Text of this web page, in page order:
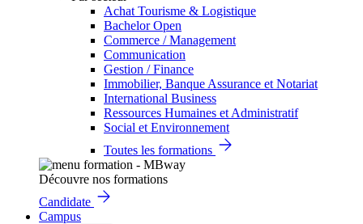
Achat Tourisme & Logistique
Bachelor Open
Commerce / Management
Communication
Gestion / Finance
Immobilier, Banque Assurance et Notariat
International Business
Ressources Humaines et Administratif
Social et Environnement
Toutes les formations
Découvre nos formations
Candidate
Campus